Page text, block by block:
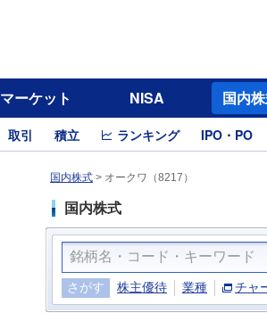
マーケット NISA 国内
取引 積立 ランキング IPO・PO
国内株式 > オークワ（8217）
国内株式
さがす 株主優待 業種 チャ